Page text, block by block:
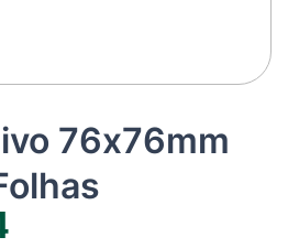
76x76mm